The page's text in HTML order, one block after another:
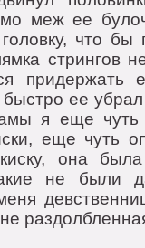
меж ее
что бы
стрингов
придержaть
ее
я еще чуть
еще чуть
онa
не были